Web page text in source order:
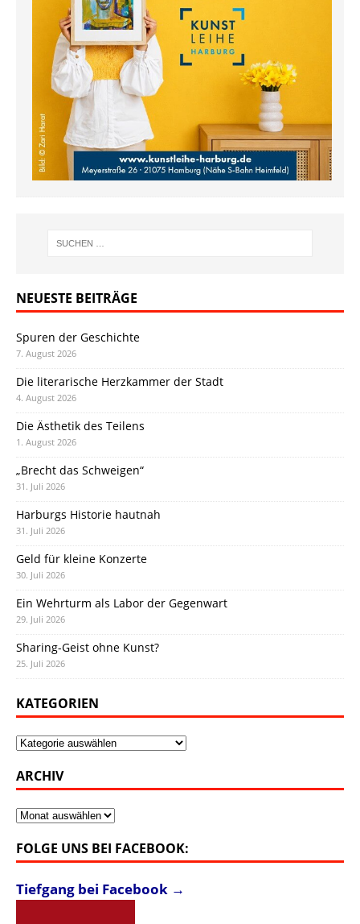
NEUESTE BEITRÄGE
Spuren der Geschichte
7. August 2026
Die literarische Herzkammer der Stadt
4. August 2026
Die Ästhetik des Teilens
1. August 2026
„Brecht das Schweigen“
31. Juli 2026
Harburgs Historie hautnah
31. Juli 2026
Geld für kleine Konzerte
30. Juli 2026
Ein Wehrturm als Labor der Gegenwart
29. Juli 2026
Sharing-Geist ohne Kunst?
25. Juli 2026
KATEGORIEN
Kategorien
ARCHIV
Archiv
FOLGE UNS BEI FACEBOOK:
Tiefgang bei Facebook →